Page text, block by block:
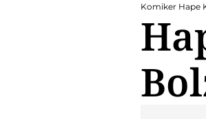
Komiker Hape